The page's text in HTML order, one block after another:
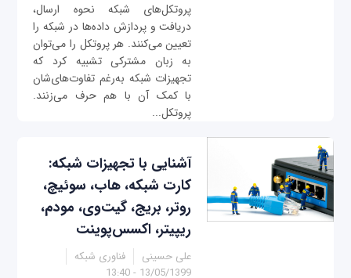
پروتکل‌های شبکه نحوه ارسال،
دریافت و پردازش داده‌ها در شبکه را
تعیین می‌کنند. هر پروتکل‌ را می‌توان
به زبان‌ مشترکی تشبیه کرد که
تجهیزات شبکه به‌رغم تفاوت‌های‌شان
با کمک آن با هم حرف می‌زنند.
پروتکل...
آشنایی با تجهیزات شبکه:
کارت شبکه، هاب، سوئیچ،
روتر، بریج، گیت‌وی، مودم،
ریپیتر، اکسس‌پوینت
علی حسینی
فناوری شبکه
13/05/1399 - 13:40